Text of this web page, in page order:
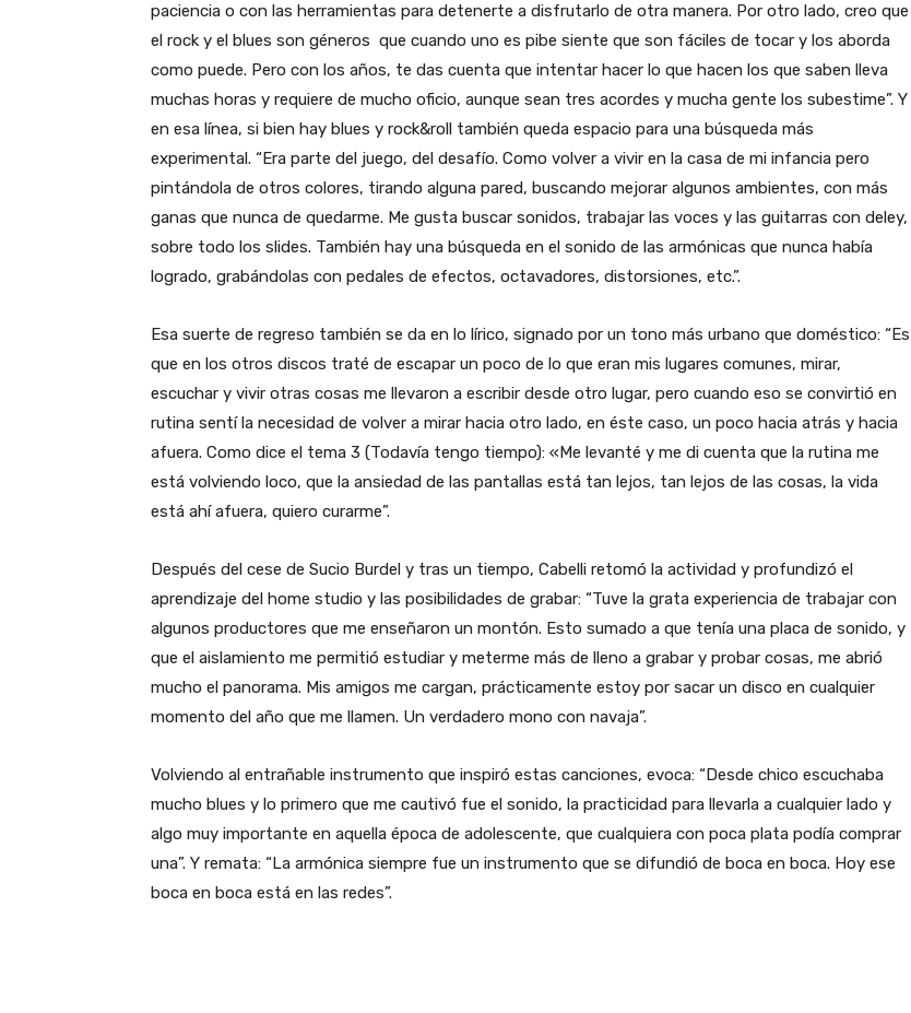
paciencia o con las herramientas para detenerte a disfrutarlo de otra manera. Por otro lado, creo que
el rock y el blues son géneros que cuando uno es pibe siente que son fáciles de tocar y los aborda
como puede. Pero con los años, te das cuenta que intentar hacer lo que hacen los que saben lleva
muchas horas y requiere de mucho oficio, aunque sean tres acordes y mucha gente los subestime”. Y
en esa línea, si bien hay blues y rock&roll también queda espacio para una búsqueda más
experimental. “Era parte del juego, del desafío. Como volver a vivir en la casa de mi infancia pero
pintándola de otros colores, tirando alguna pared, buscando mejorar algunos ambientes, con más
ganas que nunca de quedarme. Me gusta buscar sonidos, trabajar las voces y las guitarras con deley,
sobre todo los slides. También hay una búsqueda en el sonido de las armónicas que nunca había
logrado, grabándolas con pedales de efectos, octavadores, distorsiones, etc.”.
Esa suerte de regreso también se da en lo lírico, signado por un tono más urbano que doméstico: “Es
que en los otros discos traté de escapar un poco de lo que eran mis lugares comunes, mirar,
escuchar y vivir otras cosas me llevaron a escribir desde otro lugar, pero cuando eso se convirtió en
rutina sentí la necesidad de volver a mirar hacia otro lado, en éste caso, un poco hacia atrás y hacia
afuera. Como dice el tema 3 (Todavía tengo tiempo): «Me levanté y me di cuenta que la rutina me
está volviendo loco, que la ansiedad de las pantallas está tan lejos, tan lejos de las cosas, la vida
está ahí afuera, quiero curarme”.
Después del cese de Sucio Burdel y tras un tiempo, Cabelli retomó la actividad y profundizó el
aprendizaje del home studio y las posibilidades de grabar: “Tuve la grata experiencia de trabajar con
algunos productores que me enseñaron un montón. Esto sumado a que tenía una placa de sonido, y
que el aislamiento me permitió estudiar y meterme más de lleno a grabar y probar cosas, me abrió
mucho el panorama. Mis amigos me cargan, prácticamente estoy por sacar un disco en cualquier
momento del año que me llamen. Un verdadero mono con navaja”.
Volviendo al entrañable instrumento que inspiró estas canciones, evoca: “Desde chico escuchaba
mucho blues y lo primero que me cautivó fue el sonido, la practicidad para llevarla a cualquier lado y
algo muy importante en aquella época de adolescente, que cualquiera con poca plata podía comprar
una”. Y remata: “La armónica siempre fue un instrumento que se difundió de boca en boca. Hoy ese
boca en boca está en las redes”.